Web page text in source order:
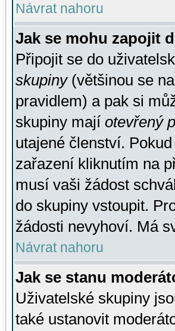
Návrat nahoru
Jak se mohu zapojit
Připojit se do
skupiny(většinou se
pravidlem) a pak si
skupiny mají otevřený
utajené členství.
zařazení kliknutím na
musí vaši žádost
do skupiny vstoupit.
žádosti nevyhoví. Má
Návrat nahoru
Jak se stanu
Uživatelské skupiny
také ustanovit